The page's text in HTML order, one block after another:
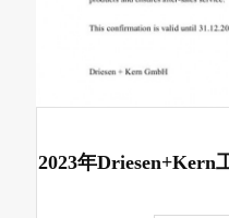
2023年Driesen+Kern